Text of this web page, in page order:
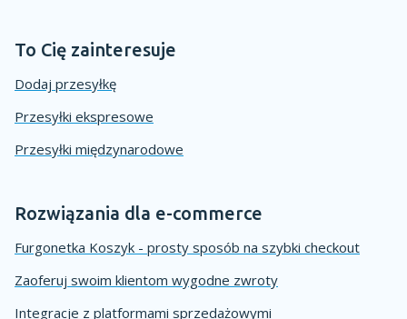
To Cię zainteresuje
Dodaj przesyłkę
Przesyłki ekspresowe
Przesyłki międzynarodowe
Rozwiązania dla e-commerce
Furgonetka Koszyk - prosty sposób na szybki checkout
Zaoferuj swoim klientom wygodne zwroty
Integracje z platformami sprzedażowymi